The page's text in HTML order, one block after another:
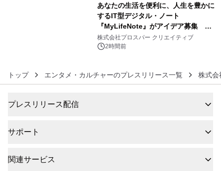
あなたの生活を便利に、人生を豊かに
するIT型デジタル・ノート
『MyLifeNote』がアイデア募集 優
秀賞100名に1年間無償試用
株式会社プロスパー クリエイティブ
2時間前
トップ エンタメ・カルチャーのプレスリリース一覧 株式会
プレスリリース配信
サポート
関連サービス